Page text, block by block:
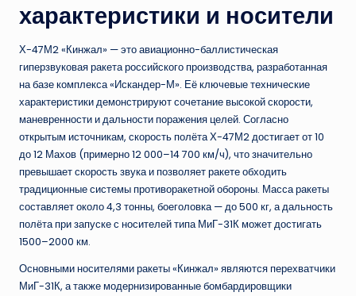
характеристики и носители
Х-47М2 «Кинжал» — это авиационно-баллистическая
гиперзвуковая ракета российского производства, разработанная
на базе комплекса «Искандер-М». Её ключевые технические
характеристики демонстрируют сочетание высокой скорости,
маневренности и дальности поражения целей. Согласно
открытым источникам, скорость полёта Х-47М2 достигает от 10
до 12 Махов (примерно 12 000–14 700 км/ч), что значительно
превышает скорость звука и позволяет ракете обходить
традиционные системы противоракетной обороны. Масса ракеты
составляет около 4,3 тонны, боеголовка — до 500 кг, а дальность
полёта при запуске с носителей типа МиГ-31К может достигать
1500–2000 км.
Основными носителями ракеты «Кинжал» являются перехватчики
МиГ-31К, а также модернизированные бомбардировщики